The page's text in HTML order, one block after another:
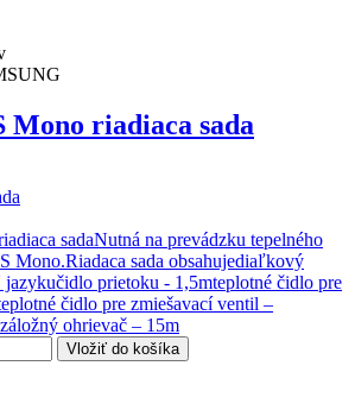
Mono riadiaca sada
sadaNutná na prevádzku tepelného
Mono.Riadaca sada obsahujediaľkový
prietoku - 1,5mteplotné čidlo pre
čidlo pre zmiešavací ventil –
ohrievač – 15m
Vložiť do košíka